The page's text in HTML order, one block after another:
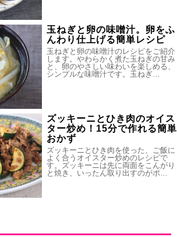
玉ねぎと卵の味噌汁。卵をふ
んわり仕上げる簡単レシピ
玉ねぎと卵の味噌汁のレシピをご紹介
します。やわらかく煮た玉ねぎの甘み
と、卵のやさしい味わいを楽しめる、
シンプルな味噌汁です。玉ねぎ…
ズッキーニとひき肉のオイス
ター炒め！15分で作れる簡単
おかず
ズッキーニとひき肉を使った、ご飯に
よく合うオイスター炒めのレシピで
す。ズッキーニは先に両面をこんがり
と焼き、いったん取り出すのがポ…